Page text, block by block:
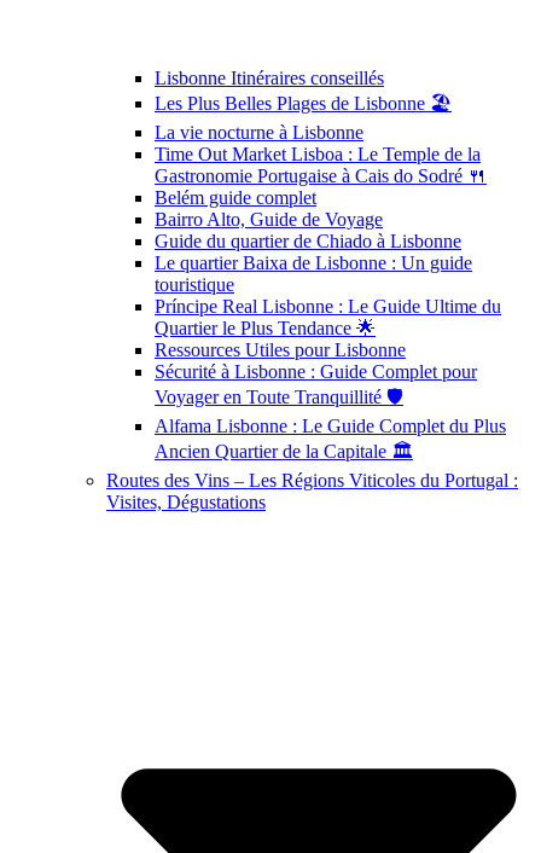
Lisbonne Itinéraires conseillés
Les Plus Belles Plages de Lisbonne 🏖️
La vie nocturne à Lisbonne
Time Out Market Lisboa : Le Temple de la
Gastronomie Portugaise à Cais do Sodré 🍴
Belém guide complet
Bairro Alto, Guide de Voyage
Guide du quartier de Chiado à Lisbonne
Le quartier Baixa de Lisbonne : Un guide
touristique
Príncipe Real Lisbonne : Le Guide Ultime du
Quartier le Plus Tendance 🌟
Ressources Utiles pour Lisbonne
Sécurité à Lisbonne : Guide Complet pour
Voyager en Toute Tranquillité 🛡️
Alfama Lisbonne : Le Guide Complet du Plus
Ancien Quartier de la Capitale 🏛️
Routes des Vins – Les Régions Viticoles du Portugal :
Visites, Dégustations